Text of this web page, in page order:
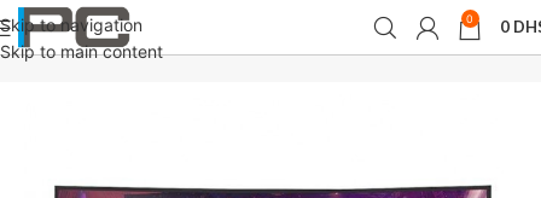
Skip to navigation
Skip to main content
0 0
Accueil périphériques